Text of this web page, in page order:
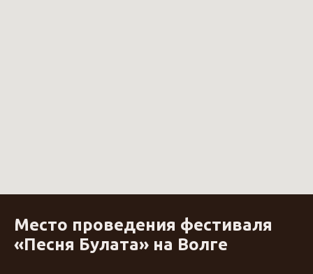
Место проведения фестиваля
«Песня Булата» на Волге